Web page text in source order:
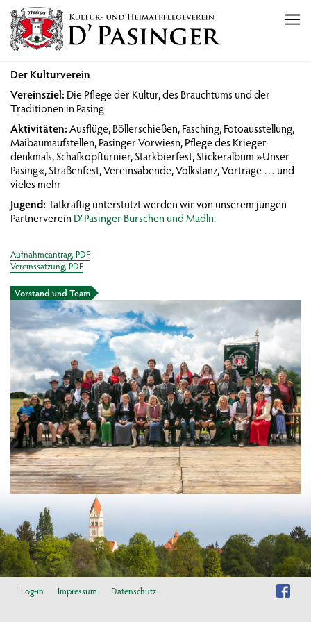
Fotogalerie
Kontakt
Der Kulturverein
Vereinsziel: Die Pflege der Kultur, des Brauchtums und der
Traditionen in Pasing
Aktivitäten:Ausflüge, Böller­schießen, Fasching, Foto­ausstellung,
Maibaum­aufstellen, Pasinger Vorwiesn, Pflege des Krieger­
denkmals, Schaf­kopf­turnier, Starkbier­fest, Sticker­album »Unser
Pasing«, Straßen­fest, Vereins­abende, Volks­tanz, Vorträge … und
vieles mehr
Jugend:Tatkräftig unterstützt werden wir von unserem jungen
Partnerverein D’Pasinger Burschen und Madln.
Aufnahmeantrag, PDF
Vereinssatzung, PDF
Vorstand und Team
Log-in Impressum Datenschutz